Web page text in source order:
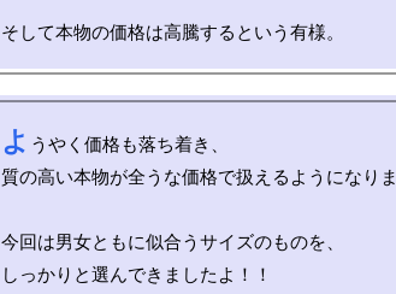
よ うやく価格も落ち着き、
質の高い本物が全うな価格で扱えるようになりま
今回は男女ともに似合うサイズのものを、